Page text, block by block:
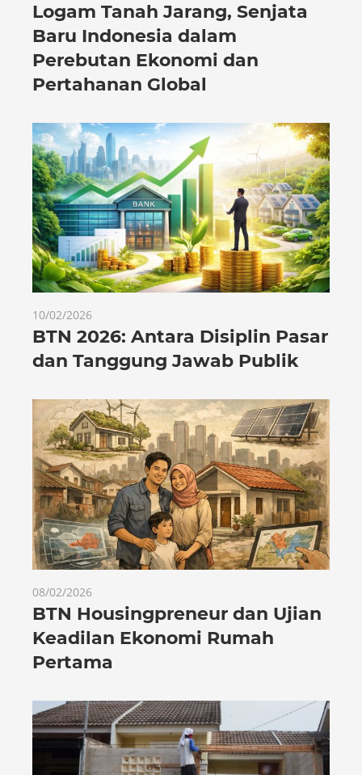
Logam Tanah Jarang, Senjata
Baru Indonesia dalam
Perebutan Ekonomi dan
Pertahanan Global
10/02/2026
BTN 2026: Antara Disiplin Pasar
dan Tanggung Jawab Publik
08/02/2026
BTN Housingpreneur dan Ujian
Keadilan Ekonomi Rumah
Pertama